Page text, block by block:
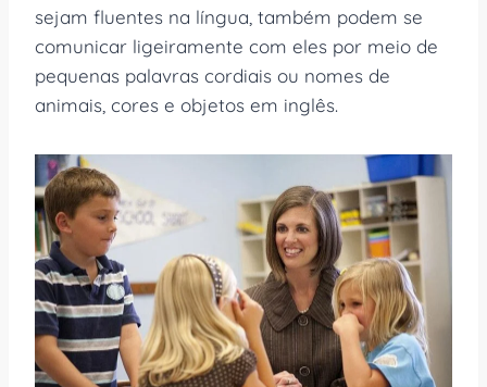
sejam fluentes na língua, também podem se
comunicar ligeiramente com eles por meio de
pequenas palavras cordiais ou nomes de
animais, cores e objetos em inglês.